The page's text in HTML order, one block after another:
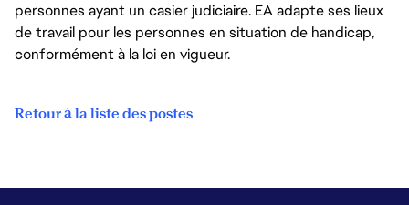
personnes ayant un casier judiciaire. EA adapte ses lieux
de travail pour les personnes en situation de handicap,
conformément à la loi en vigueur.
Retour à la liste des postes